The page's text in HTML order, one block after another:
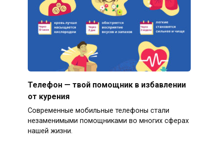
Телефон — твой помощник в избавлении
от курения
Современные мобильные телефоны стали
незаменимыми помощниками во многих сферах
нашей жизни.